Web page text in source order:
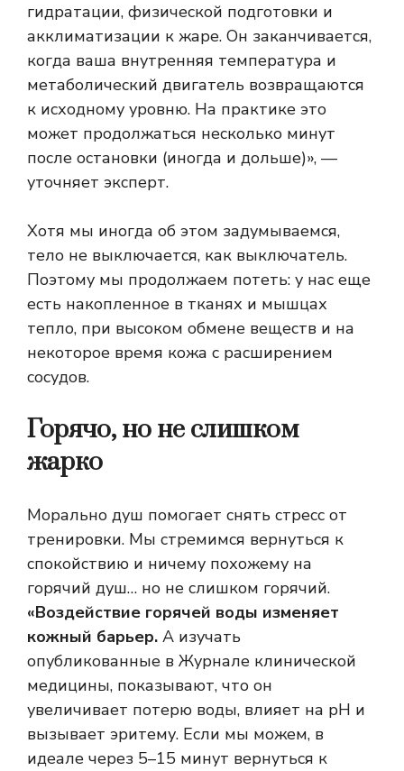
гидратации, физической подготовки и
акклиматизации к жаре. Он заканчивается,
когда ваша внутренняя температура и
метаболический двигатель возвращаются
к исходному уровню. На практике это
может продолжаться несколько минут
после остановки (иногда и дольше)», —
уточняет эксперт.
Хотя мы иногда об этом задумываемся,
тело не выключается, как выключатель.
Поэтому мы продолжаем потеть: у нас еще
есть накопленное в тканях и мышцах
тепло, при высоком обмене веществ и на
некоторое время кожа с расширением
сосудов.
Горячо, но не слишком
жарко
Морально душ помогает снять стресс от
тренировки. Мы стремимся вернуться к
спокойствию и ничему похожему на
горячий душ… но не слишком горячий.
«Воздействие горячей воды изменяет
кожный барьер. А изучать
опубликованные в Журнале клинической
медицины, показывают, что он
увеличивает потерю воды, влияет на pH и
вызывает эритему. Если мы можем, в
идеале через 5–15 минут вернуться к